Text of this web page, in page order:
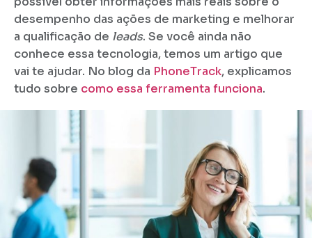
desempenho das ações de marketing e melhorar
a qualificação de leads. Se você ainda não
conhece essa tecnologia, temos um artigo que
vai te ajudar. No blog da PhoneTrack, explicamos
tudo sobre como essa ferramenta funciona.